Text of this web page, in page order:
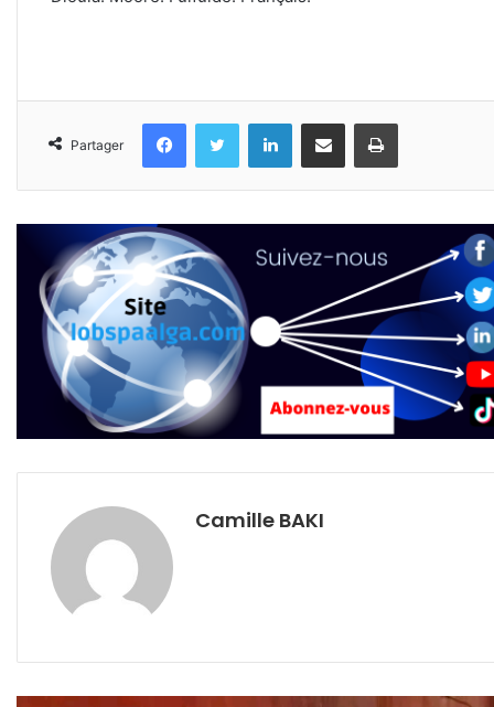
Partager
FacebookTwitter LinkedinPartager par email Imprimer
Camille BAKI